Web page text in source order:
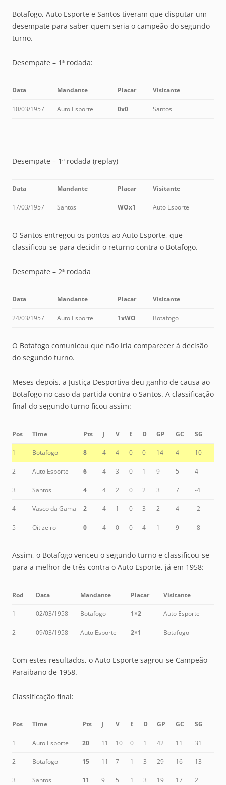
Botafogo, Auto Esporte e Santos tiveram que disputar um
desempate para saber quem seria o campeão do segundo
turno.
Desempate – 1ª rodada:
Data Mandante Placar Visitante
10/03/1957 Auto Esporte 0x0 Santos
Desempate – 1ª rodada (replay)
Data Mandante Placar Visitante
17/03/1957 Santos WOx1 Auto Esporte
O Santos entregou os pontos ao Auto Esporte, que
classificou-se para decidir o returno contra o Botafogo.
Desempate – 2ª rodada
Data Mandante Placar Visitante
24/03/1957 Auto Esporte 1xWO Botafogo
O Botafogo comunicou que não iria comparecer à decisão
do segundo turno.
Meses depois, a Justiça Desportiva deu ganho de causa ao
Botafogo no caso da partida contra o Santos. A classificação
final do segundo turno ficou assim:
Pos Time Pts J V E D GP GC SG
1 Botafogo 8 4 4 0 0 14 4 10
2 Auto Esporte 6 4 3 0 1 9 5 4
3 Santos 4 4 2 0 2 3 7 -4
4 Vasco da Gama 2 4 1 0 3 2 4 -2
5 Oitizeiro 0 4 0 0 4 1 9 -8
Assim, o Botafogo venceu o segundo turno e classificou-se
para a melhor de três contra o Auto Esporte, já em 1958:
Rod Data Mandante Placar Visitante
1 02/03/1958 Botafogo 1×2 Auto Esporte
2 09/03/1958 Auto Esporte 2×1 Botafogo
Com estes resultados, o Auto Esporte sagrou-se Campeão
Paraibano de 1958.
Classificação final:
Pos Time Pts J V E D GP GC SG
1 Auto Esporte 20 11 10 0 1 42 11 31
2 Botafogo 15 11 7 1 3 29 16 13
3 Santos 11 9 5 1 3 19 17 2